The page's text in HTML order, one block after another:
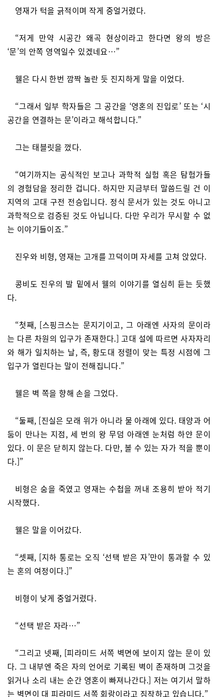
영재가 턱을 긁적이며 작게 중얼거렸다.
“저게 만약 시공간 왜곡 현상이라고 한다면 왕의 방은
‘문’의 안쪽 영역일수 있겠네요…”
웰은 다시 한번 깜짝 놀란 듯 진지하게 말을 이었다.
“그래서 일부 학자들은 그 공간을 ‘영혼의 진입로’ 또는 ‘시
공간을 연결하는 문’이라고 해석합니다.”
그는 태블릿을 껐다.
“여기까지는 공식적인 보고나 과학적 실험 혹은 탐험가들
의 경험담을 정리한 겁니다. 하지만 지금부터 말씀드릴 건 이
지역의 고대 구전 전승입니다. 정식 문서가 있는 것도 아니고
과학적으로 검증된 것도 아닙니다. 다만 우리가 무시할 수 없
는 이야기들이죠.”
진우와 비형, 영재는 고개를 끄덕이며 자세를 고쳐 앉았다.
콩비도 진우의 발 밑에서 웰의 이야기를 열심히 듣는 듯했
다.
“첫째, [스핑크스는 문지기이고, 그 아래엔 사자의 문이라
는 다른 차원의 입구가 존재한다.] 고대 설에 따르면 사자자리
와 해가 일치하는 날, 즉, 황도대 정렬이 맞는 특정 시점에 그
입구가 열린다는 말이 전해집니다.”
웰은 벽 쪽을 향해 손을 그었다.
“둘째, [진실은 모래 위가 아니라 물 아래에 있다. 태양과 어
둠이 만나는 지점, 세 번의 왕 무덤 아래엔 눈처럼 하얀 문이
있다. 이 문은 닫히지 않는다. 다만, 볼 수 있는 자가 적을 뿐이
다.]”
비형은 숨을 죽였고 영재는 수첩을 꺼내 조용히 받아 적기
시작했다.
웰은 말을 이어갔다.
“셋째, [지하 통로는 오직 ‘선택 받은 자’만이 통과할 수 있
는 혼의 여정이다.]”
비형이 낮게 중얼거렸다.
“선택 받은 자라…”
“그리고 넷째, [피라미드 서쪽 벽면에 보이지 않는 문이 있
다. 그 내부엔 죽은 자의 언어로 기록된 벽이 존재하며 그것을
읽거나 소리 내는 순간 영혼이 빠져나간다.] 저는 여기서 말하
는 벽면이 대 피라미드 서쪽 회랑이라고 짐작하고 있습니다.”